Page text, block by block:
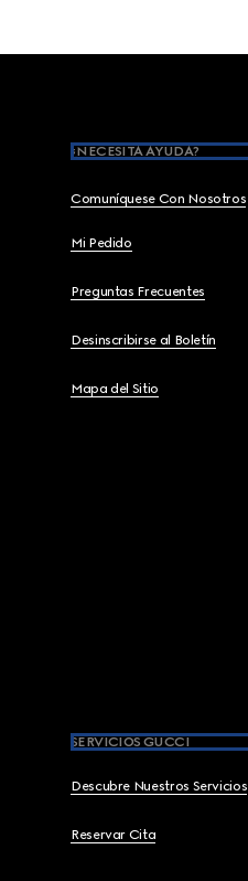
¿NECESITA AYUDA?
Comuníquese Con Nosotros
Mi Pedido
Preguntas Frecuentes
Desinscribirse al Boletín
Mapa del Sitio
SERVICIOS GUCCI
Descubre Nuestros Servicios
Reservar Cita